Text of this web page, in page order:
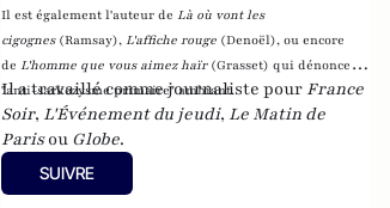
Il est également l'auteur deLà où vont les
cigognes (Ramsay),L'affiche rouge (Denoël), ou encore
deL'homme que vous aimez haïr (Grasset) qui dénonce l'
"anti-sarkozysme primaire" ambiant.
Il a travaillé comme journaliste pour France
Soir, L'Événement du jeudi, Le Matin de
Parisou Globe.
SUIVRE